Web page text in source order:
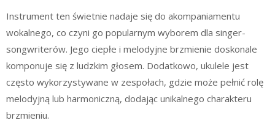
Instrument ten świetnie nadaje się do akompaniamentu
wokalnego, co czyni go popularnym wyborem dla singer-
songwriterów. Jego ciepłe i melodyjne brzmienie doskonale
komponuje się z ludzkim głosem. Dodatkowo, ukulele jest
często wykorzystywane w zespołach, gdzie może pełnić rolę
melodyjną lub harmoniczną, dodając unikalnego charakteru
brzmieniu.